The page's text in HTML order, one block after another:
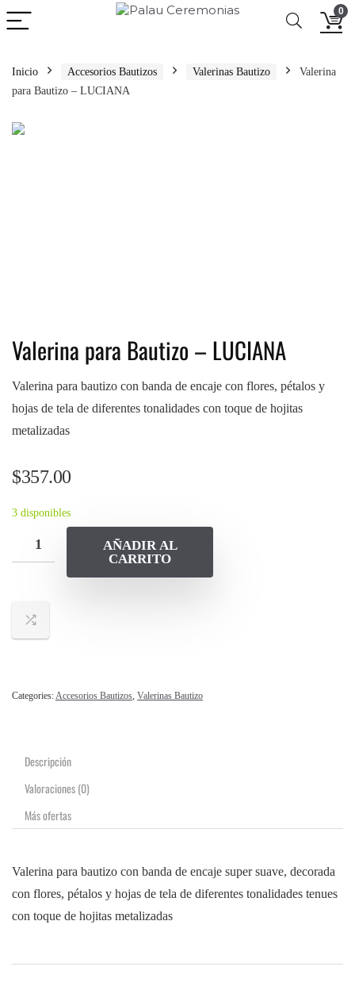
0
Inicio Accesorios Bautizos Valerinas Bautizo
Valerina
para Bautizo – LUCIANA
Valerina para Bautizo – LUCIANA
Valerina para bautizo con banda de encaje con flores, pétalos y
hojas de tela de diferentes tonalidades con toque de hojitas
metalizadas
$357.00
3 disponibles
AÑADIR AL
CARRITO
Categories:Accesorios Bautizos, Valerinas Bautizo
Descripción
Valoraciones (0)
Más ofertas
Valerina para bautizo con banda de encaje super suave, decorada
con flores, pétalos y hojas de tela de diferentes tonalidades tenues
con toque de hojitas metalizadas